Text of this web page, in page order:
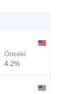
Önceki
4.2%